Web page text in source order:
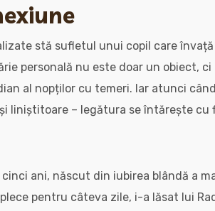
stă sufletul unui copil care învață
personală nu este doar un obiect, ci
al nopților cu temeri. Iar atunci
liniștitoare – legătura se întărește cu
ani, născut din iubirea blândă a
pentru câteva zile, i-a lăsat lui